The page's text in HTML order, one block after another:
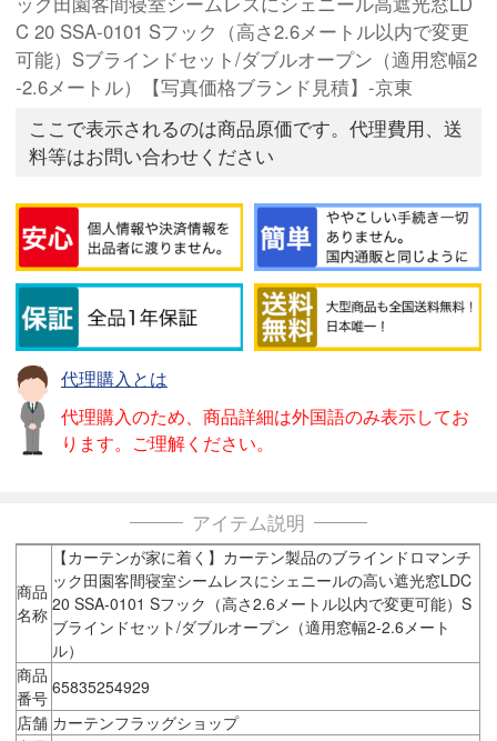
C 20 SSA-0101 Sフック（高さ2.6メートル以内で変更
可能）Sブラインドセット/ダブルオープン（適用窓幅2
-2.6メートル）【写真価格ブランド見積】-京東
ここで表示されるのは商品原価です。代理費用、送
料等はお問い合わせください
代理購入とは
代理購入のため、商品詳細は外国語のみ表示してお
ります。ご理解ください。
アイテム説明
商品
名称
【カーテンが家に着く】カーテン製品のブラインドロマンチ
ック田園客間寝室シームレスにシェニールの高い遮光窓LDC
20 SSA-0101 Sフック（高さ2.6メートル以内で変更可能）S
ブラインドセット/ダブルオープン（適用窓幅2-2.6メート
ル）
商品
番号 65835254929
店舗 カーテンフラッグショップ